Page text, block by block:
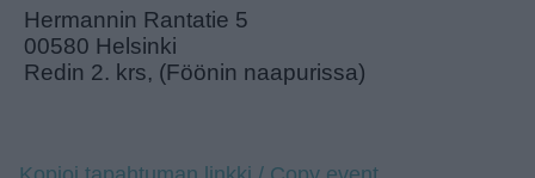
Hermannin Rantatie 5
00580 Helsinki
Redin 2. krs, (Föönin naapurissa)